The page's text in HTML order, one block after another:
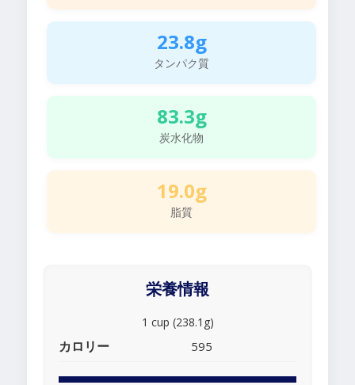
23.8g
タンパク質
83.3g
炭水化物
19.0g
脂質
栄養情報
1 cup (238.1g)
カロリー 595